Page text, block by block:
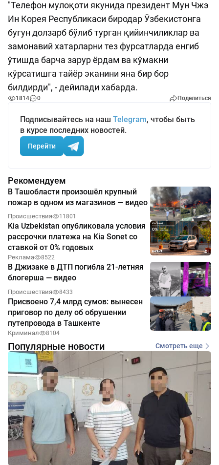
"Телефон мулоқоти якунида президент Мун Чжэ
Ин Корея Республикаси биродар Ўзбекистонга
бугун долзарб бўлиб турган қийинчиликлар ва
замонавий хатарларни тез фурсатларда енгиб
ўтишда барча зарур ёрдам ва кўмакни
кўрсатишга тайёр эканини яна бир бор
билдирди", - дейилади хабарда.
1814 0 Поделиться
Подписывайтесь на наш Telegram, чтобы быть
в курсе последних новостей.
Перейти
Рекомендуем
В Ташобласти произошёл крупный
пожар в одном из магазинов — видео
Происшествия 11801
Kia Uzbekistan опубликовала условия
рассрочки платежа на Kia Sonet со
ставкой от 0% годовых
Реклама 8522
В Джизаке в ДТП погибла 21-летняя
блогерша — видео
Происшествия 8433
Присвоено 7,4 млрд сумов: вынесен
приговор по делу об обрушении
путепровода в Ташкенте
Криминал 8104
Популярные новости Смотреть еще